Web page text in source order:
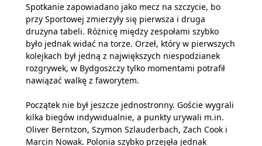
Spotkanie zapowiadano jako mecz na szczycie, bo
przy Sportowej zmierzyły się pierwsza i druga
drużyna tabeli. Różnicę między zespołami szybko
było jednak widać na torze. Orzeł, który w pierwszych
kolejkach był jedną z największych niespodzianek
rozgrywek, w Bydgoszczy tylko momentami potrafił
nawiązać walkę z faworytem.
Początek nie był jeszcze jednostronny. Goście wygrali
kilka biegów indywidualnie, a punkty urywali m.in.
Oliver Berntzon, Szymon Szlauderbach, Zach Cook i
Marcin Nowak. Polonia szybko przejęła jednak